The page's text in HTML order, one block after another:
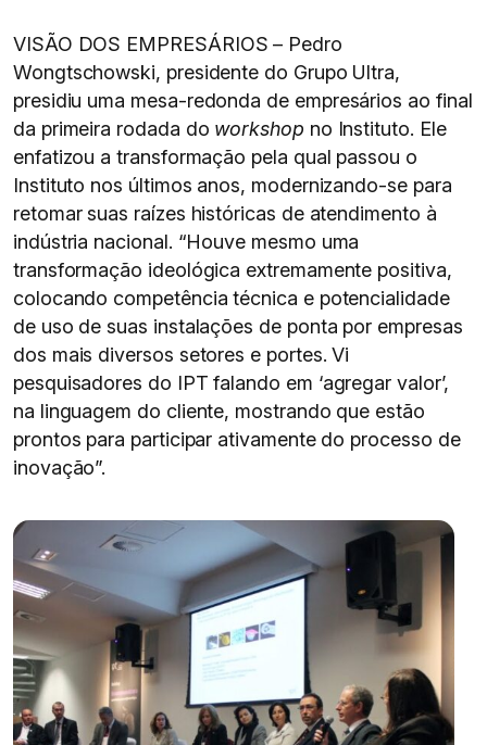
VISÃO DOS EMPRESÁRIOS – Pedro
Wongtschowski, presidente do Grupo Ultra,
presidiu uma mesa-redonda de empresários ao final
da primeira rodada do workshop no Instituto. Ele
enfatizou a transformação pela qual passou o
Instituto nos últimos anos, modernizando-se para
retomar suas raízes históricas de atendimento à
indústria nacional. “Houve mesmo uma
transformação ideológica extremamente positiva,
colocando competência técnica e potencialidade
de uso de suas instalações de ponta por empresas
dos mais diversos setores e portes. Vi
pesquisadores do IPT falando em ‘agregar valor’,
na linguagem do cliente, mostrando que estão
prontos para participar ativamente do processo de
inovação”.